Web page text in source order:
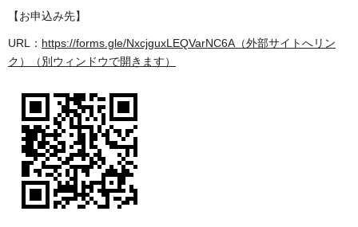
【お申込み先】
URL： https://forms.gle/NxcjguxLEQVarNC6A（外部サイトへリン
ク）（別ウィンドウで開きます）